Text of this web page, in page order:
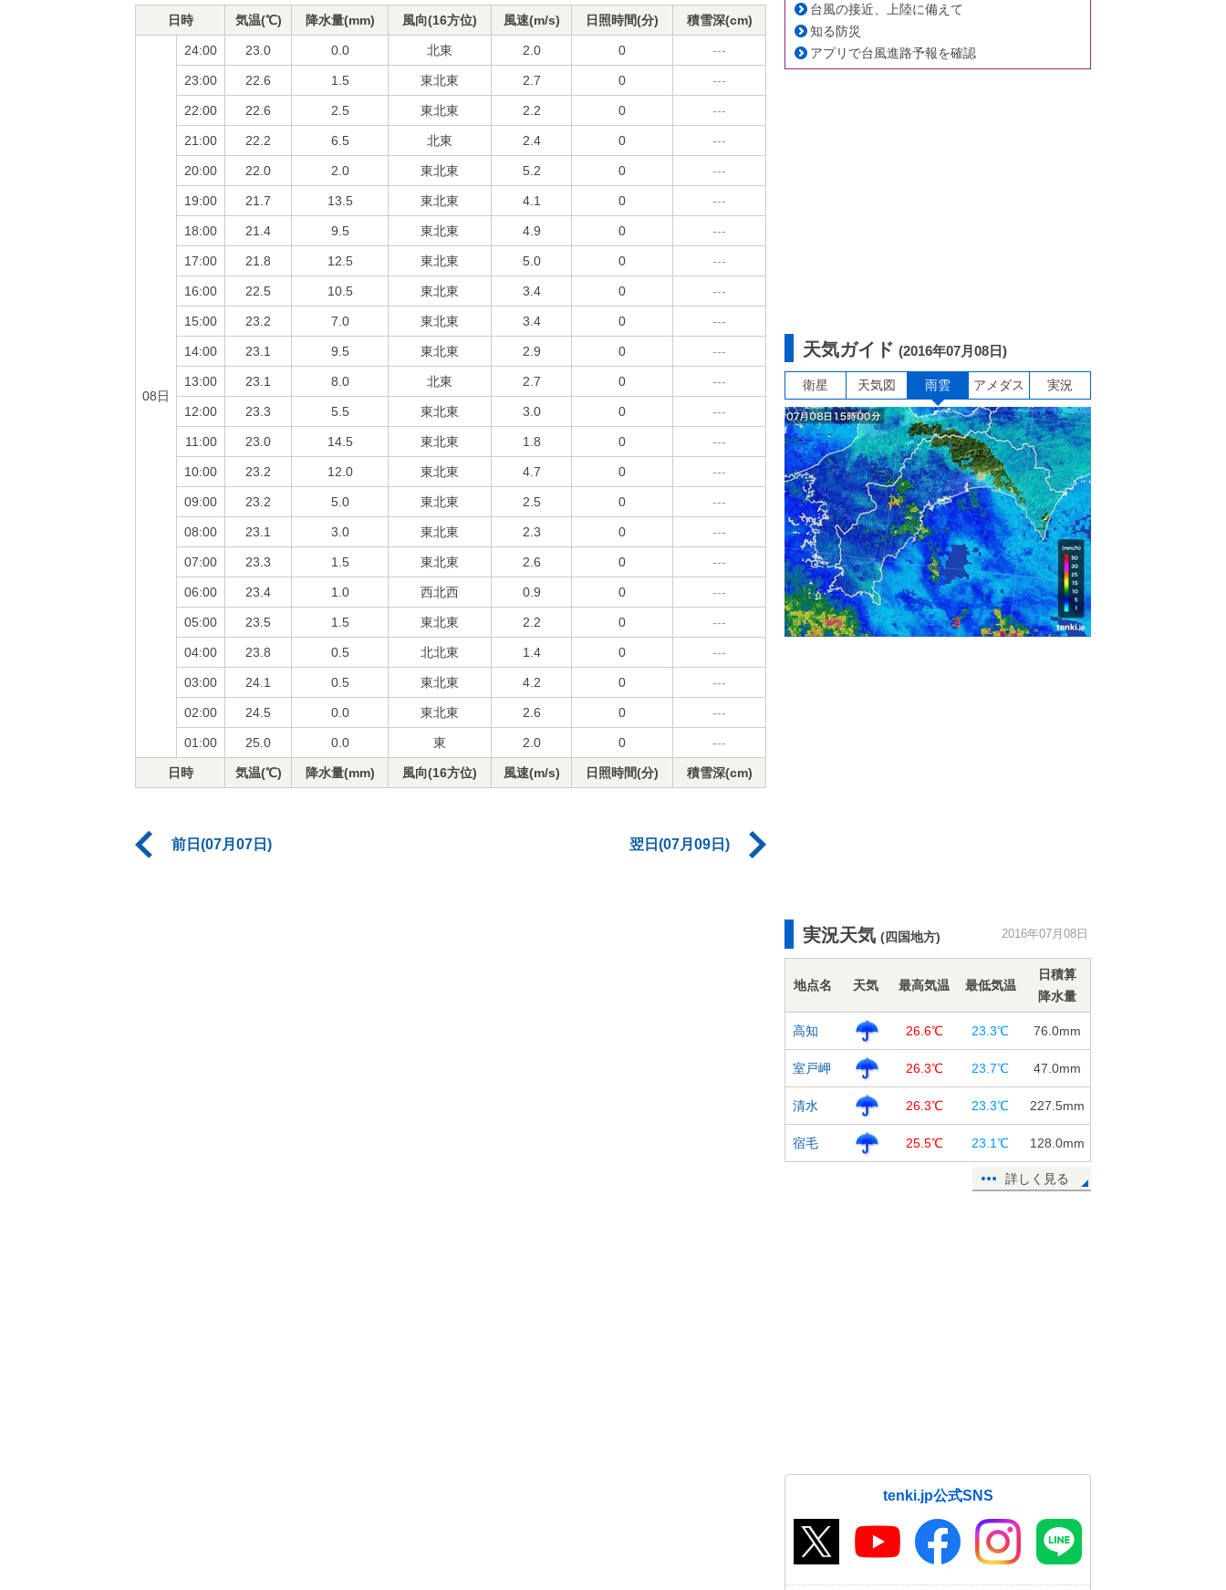
日時 気温(℃) 降水量(mm) 風向(16方位) 風速(m/s) 日照時間(分) 積雪深(cm)
08日
24:00 23.0 0.0 北東 2.0 0 ---
23:00 22.6 1.5 東北東 2.7 0 ---
22:00 22.6 2.5 東北東 2.2 0 ---
21:00 22.2 6.5 北東 2.4 0 ---
20:00 22.0 2.0 東北東 5.2 0 ---
19:00 21.7 13.5 東北東 4.1 0 ---
18:00 21.4 9.5 東北東 4.9 0 ---
17:00 21.8 12.5 東北東 5.0 0 ---
16:00 22.5 10.5 東北東 3.4 0 ---
15:00 23.2 7.0 東北東 3.4 0 ---
14:00 23.1 9.5 東北東 2.9 0 ---
13:00 23.1 8.0 北東 2.7 0 ---
12:00 23.3 5.5 東北東 3.0 0 ---
11:00 23.0 14.5 東北東 1.8 0 ---
10:00 23.2 12.0 東北東 4.7 0 ---
09:00 23.2 5.0 東北東 2.5 0 ---
08:00 23.1 3.0 東北東 2.3 0 ---
07:00 23.3 1.5 東北東 2.6 0 ---
06:00 23.4 1.0 西北西 0.9 0 ---
05:00 23.5 1.5 東北東 2.2 0 ---
04:00 23.8 0.5 北北東 1.4 0 ---
03:00 24.1 0.5 東北東 4.2 0 ---
02:00 24.5 0.0 東北東 2.6 0 ---
01:00 25.0 0.0 東 2.0 0 ---
日時 気温(℃) 降水量(mm) 風向(16方位) 風速(m/s) 日照時間(分) 積雪深(cm)
前日(07月07日) 翌日(07月09日)
台風の接近、上陸に備えて
知る防災
アプリで台風進路予報を確認
天気ガイド (2016年07月08日)
衛星 天気図 雨雲 アメダス 実況
実況天気 (四国地方) 2016年07月08日
地点名 天気 最高気温 最低気温
日積算
降水量
高知 26.6℃ 23.3℃ 76.0mm
室戸岬 26.3℃ 23.7℃ 47.0mm
清水 26.3℃ 23.3℃ 227.5mm
宿毛 25.5℃ 23.1℃ 128.0mm
詳しく見る
tenki.jp公式SNS